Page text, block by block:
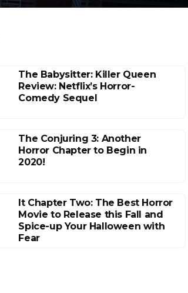
The Babysitter: Killer Queen
Review: Netflix’s Horror-
Comedy Sequel
The Conjuring 3: Another
Horror Chapter to Begin in
2020!
It Chapter Two: The Best Horror
Movie to Release this Fall and
Spice-up Your Halloween with
Fear